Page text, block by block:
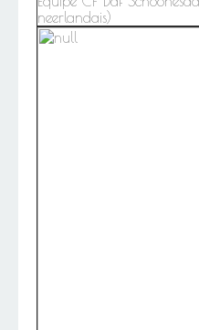
neerlandais)